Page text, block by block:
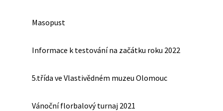
Masopust
Informace k testování na začátku roku 2022
5.třída ve Vlastivědném muzeu Olomouc
Vánoční florbalový turnaj 2021